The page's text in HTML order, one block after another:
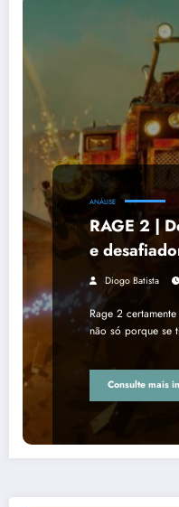
ANÁLISE
RAGE 2 |
e
Diogo Batista
Rage 2
não só porque se
Consulte mais